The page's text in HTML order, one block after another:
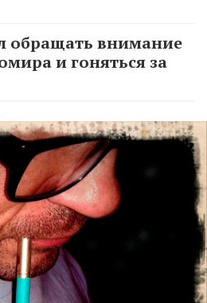
обращать внимание
и гоняться за